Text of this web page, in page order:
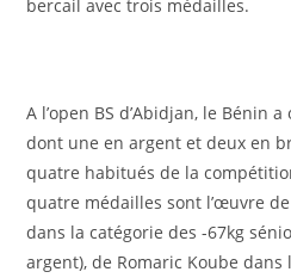
bercail avec trois médailles.
A l’open BS d’Abidjan, le Bénin
dont une en argent et deux en
quatre habitués de la
quatre médailles sont l’œuvre
dans la catégorie des -67kg
argent), de Romaric Koube